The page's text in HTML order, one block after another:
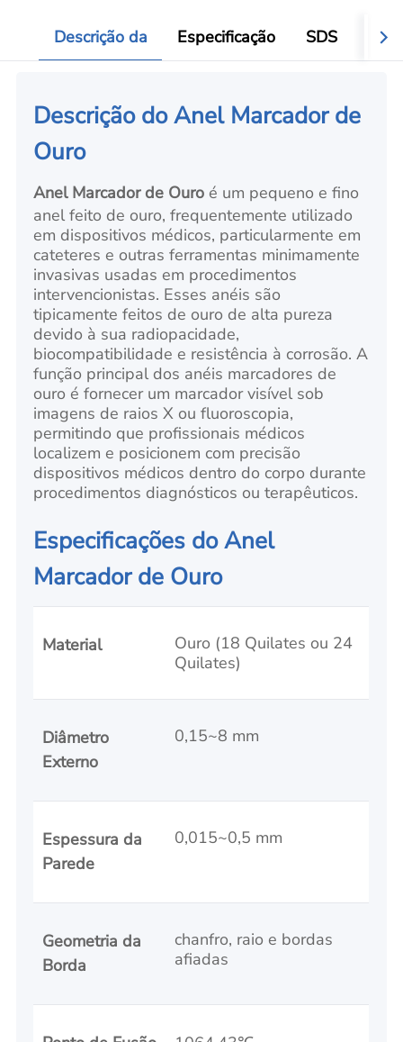
Descrição da Especificação SDS
Descrição do Anel Marcador de
Ouro
Anel Marcador de Ouro é um pequeno e fino
anel feito de ouro, frequentemente utilizado
em dispositivos médicos, particularmente em
cateteres e outras ferramentas minimamente
invasivas usadas em procedimentos
intervencionistas. Esses anéis são
tipicamente feitos de ouro de alta pureza
devido à sua radiopacidade,
biocompatibilidade e resistência à corrosão. A
função principal dos anéis marcadores de
ouro é fornecer um marcador visível sob
imagens de raios X ou fluoroscopia,
permitindo que profissionais médicos
localizem e posicionem com precisão
dispositivos médicos dentro do corpo durante
procedimentos diagnósticos ou terapêuticos.
Especificações do Anel
Marcador de Ouro
Material
Ouro (18 Quilates ou 24
Quilates)
Diâmetro
Externo
0,15~8 mm
Espessura da
Parede
0,015~0,5 mm
Geometria da
Borda
chanfro, raio e bordas
afiadas